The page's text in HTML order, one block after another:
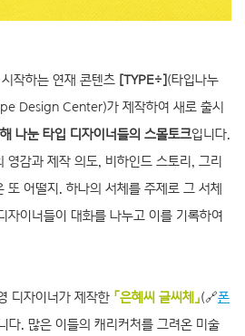
작하는 연재 콘텐츠 [TYPE÷](타입나누
Design Center)가 제작하여 새로 출시
나눈 타입 디자이너들의 스몰토크입니다.
영감과 제작 의도, 비하인드 스토리, 그리
또 어떨지. 하나의 서체를 주제로 그 서체
자이너들이 대화를 나누고 이를 기록하여
디자이너가 제작한 「은혜씨 글씨체」(🔗폰
다. 많은 이들의 캐리커처를 그려온 미술